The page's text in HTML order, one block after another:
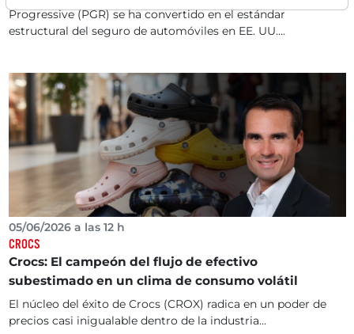
Progressive (PGR) se ha convertido en el estándar
estructural del seguro de automóviles en EE. UU....
05/06/2026 a las 12 h
CROCS
Crocs: El campeón del flujo de efectivo
subestimado en un clima de consumo volátil
El núcleo del éxito de Crocs (CROX) radica en un poder de
precios casi inigualable dentro de la industria...